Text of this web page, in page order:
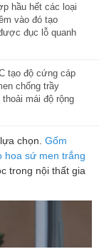
hầu hết các loại
vào đó tạo
đục lỗ quanh
tạo độ cứng cáp
chống trầy
mái độ rộng
chọn. Gốm
hoa sứ men trắng
trong nội thất gia